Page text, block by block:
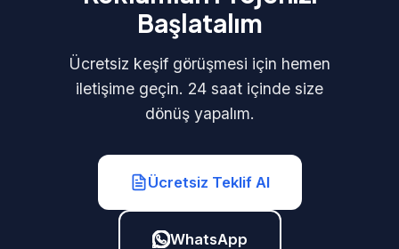
Başlatalım
Ücretsiz keşif görüşmesi için hemen
iletişime geçin. 24 saat içinde size
dönüş yapalım.
Ücretsiz Teklif Al
WhatsApp